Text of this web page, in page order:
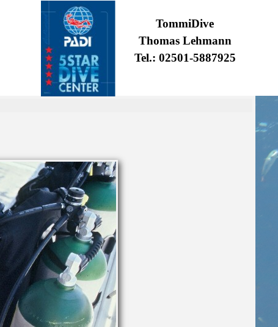
TommiDive
Thomas Lehmann
Tel.: 02501-5887925